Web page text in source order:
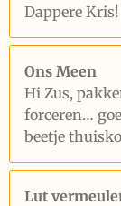
Dappere Kris!
Ons Meen
Hi Zus,
forceren…
beetje
Lut